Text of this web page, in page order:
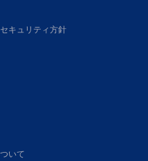
キュリティ方針
いて